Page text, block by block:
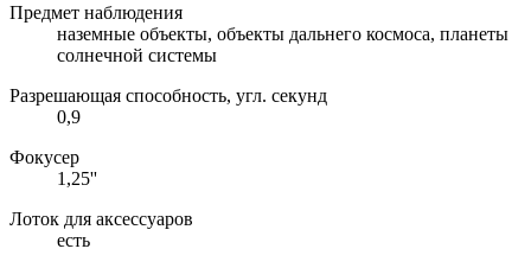
Предмет наблюдения
наземные объекты, объекты дальнего космоса, планеты
солнечной системы
Разрешающая способность, угл. секунд
0,9
Фокусер
1,25''
Лоток для аксессуаров
есть